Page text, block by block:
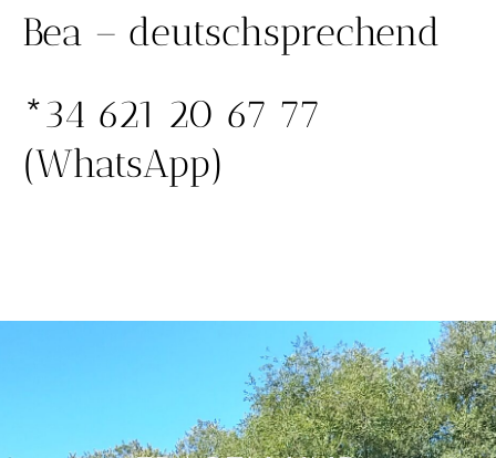
Bea – deutschsprechend
*34 621 20 67 77
(WhatsApp)